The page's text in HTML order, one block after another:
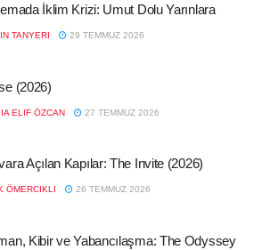
İklim Krizi: Umut Dolu Yarınlara
TANYERI 29 TEMMUZ 2026
(2026)
ELIF ÖZCAN 27 TEMMUZ 2026
Açılan Kapılar: The Invite (2026)
ÖMERCIKLI 26 TEMMUZ 2026
Kibir ve Yabancılaşma: The Odyssey